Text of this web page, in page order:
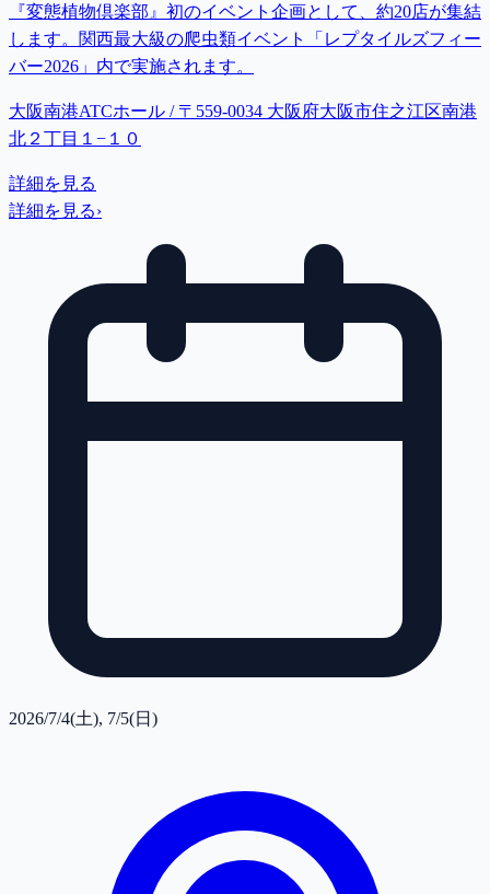
『変態植物倶楽部』初のイベント企画として、約20店が集結
します。関西最大級の爬虫類イベント「レプタイルズフィー
バー2026」内で実施されます。
大阪南港ATCホール / 〒559-0034 大阪府大阪市住之江区南港
北２丁目１−１０
詳細を見る
詳細を見る›
2026/7/4(土), 7/5(日)